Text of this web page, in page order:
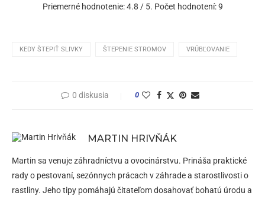
Priemerné hodnotenie:4.8 / 5. Počet hodnotení:9
KEDY ŠTEPIŤ SLIVKY ŠTEPENIE STROMOV VRÚBĽOVANIE
0 diskusia 0
MARTIN HRIVŇÁK
Martin sa venuje záhradníctvu a ovocinárstvu. Prináša praktické
rady o pestovaní, sezónnych prácach v záhrade a starostlivosti o
rastliny. Jeho tipy pomáhajú čitateľom dosahovať bohatú úrodu a